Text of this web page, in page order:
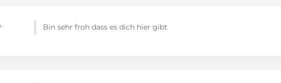
Bin sehr froh dass es dich hier gibt